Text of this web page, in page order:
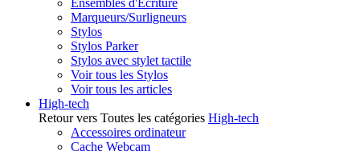
Ensembles d'Écriture
Marqueurs/Surligneurs
Stylos
Stylos Parker
Stylos avec stylet tactile
Voir tous les Stylos
Voir tous les articles
High-tech
Retour vers Toutes les catégories High-tech
Accessoires ordinateur
Cache Webcam